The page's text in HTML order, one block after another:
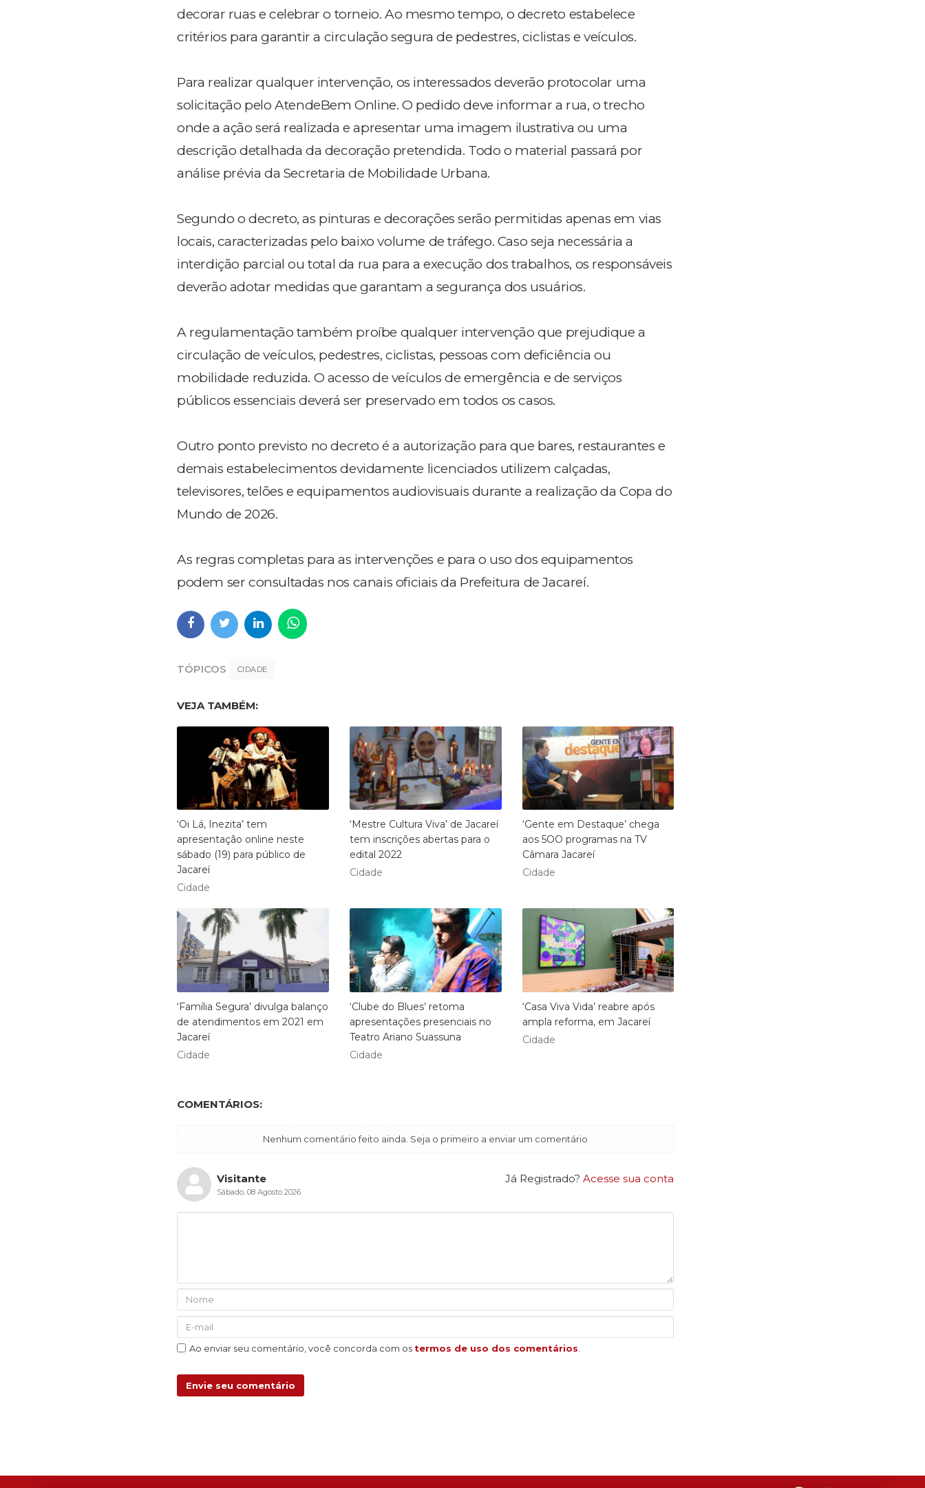
decorar ruas e celebrar o torneio. Ao mesmo tempo, o decreto estabelece
critérios para garantir a circulação segura de pedestres, ciclistas e veículos.
Para realizar qualquer intervenção, os interessados deverão protocolar uma
solicitação pelo AtendeBem Online. O pedido deve informar a rua, o trecho
onde a ação será realizada e apresentar uma imagem ilustrativa ou uma
descrição detalhada da decoração pretendida. Todo o material passará por
análise prévia da Secretaria de Mobilidade Urbana.
Segundo o decreto, as pinturas e decorações serão permitidas apenas em vias
locais, caracterizadas pelo baixo volume de tráfego. Caso seja necessária a
interdição parcial ou total da rua para a execução dos trabalhos, os responsáveis
deverão adotar medidas que garantam a segurança dos usuários.
A regulamentação também proíbe qualquer intervenção que prejudique a
circulação de veículos, pedestres, ciclistas, pessoas com deficiência ou
mobilidade reduzida. O acesso de veículos de emergência e de serviços
públicos essenciais deverá ser preservado em todos os casos.
Outro ponto previsto no decreto é a autorização para que bares, restaurantes e
demais estabelecimentos devidamente licenciados utilizem calçadas,
televisores, telões e equipamentos audiovisuais durante a realização da Copa do
Mundo de 2026.
As regras completas para as intervenções e para o uso dos equipamentos
podem ser consultadas nos canais oficiais da Prefeitura de Jacareí.
TÓPICOS CIDADE
VEJA TAMBÉM:
‘Oi Lá, Inezita’ tem
apresentação online neste
sábado (19) para público de
Jacareí
Cidade
‘Mestre Cultura Viva’ de Jacareí
tem inscrições abertas para o
edital 2022
Cidade
‘Gente em Destaque’ chega
aos 5OO programas na TV
Câmara Jacareí
Cidade
‘Família Segura’ divulga balanço
de atendimentos em 2021 em
Jacareí
Cidade
‘Clube do Blues’ retoma
apresentações presenciais no
Teatro Ariano Suassuna
Cidade
‘Casa Viva Vida’ reabre após
ampla reforma, em Jacareí
Cidade
COMENTÁRIOS:
Nenhum comentário feito ainda. Seja o primeiro a enviar um comentário
Já Registrado? Acesse sua conta
Visitante
Sábado, 08 Agosto 2026
Ao enviar seu comentário, você concorda com os termos de uso dos comentários
Envie seu comentário